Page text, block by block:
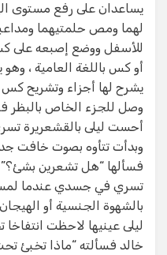
يساعدان على رفع مستوى
لهما ومص حلمتيهما
للأسفل ووضع إصبعه على
أو كس باللغة العامية ،
يشرح لها أجزاء وتشريح
وصل للجزء الخاص بالبظر
أحست ليلى بالقشعريرة
وبدأت تتأوه بصوت خافت
فسألها “هل تشعرين
تسري في جسدي عندما
بالشهوة الجنسية أو
ليلى عينيها لاحظت
خالد فسألته “ماذا تخبئ